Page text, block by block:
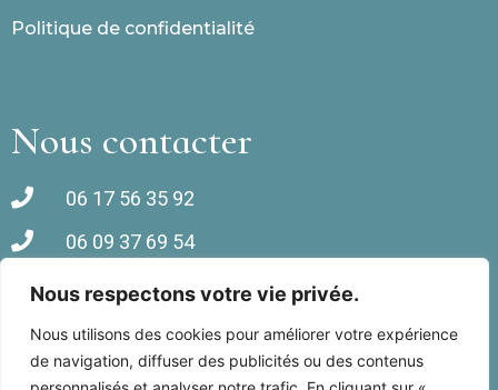
Nous respectons votre vie privée.
Nous utilisons des cookies pour améliorer votre expérience
de navigation, diffuser des publicités ou des contenus
Politique de confidentialité
Nous contacter
06 17 56 35 92
06 09 37 69 54
Rue des Orangers, 66440 Torreilles